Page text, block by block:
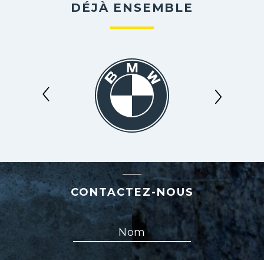
DÉJÀ ENSEMBLE
CONTACTEZ-NOUS